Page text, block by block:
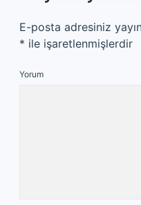
E-posta adresiniz
* ile işaretlenmişlerdir
Yorum